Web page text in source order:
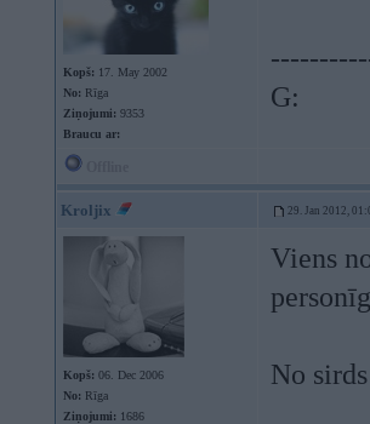
Kopš: 17. May 2002
No: Rīga
Ziņojumi: 9353
Braucu ar:
G:
Kroljix 29. Jan 2012,
Kopš: 06. Dec 2006
No: Rīga
Ziņojumi: 1686
Viens
No